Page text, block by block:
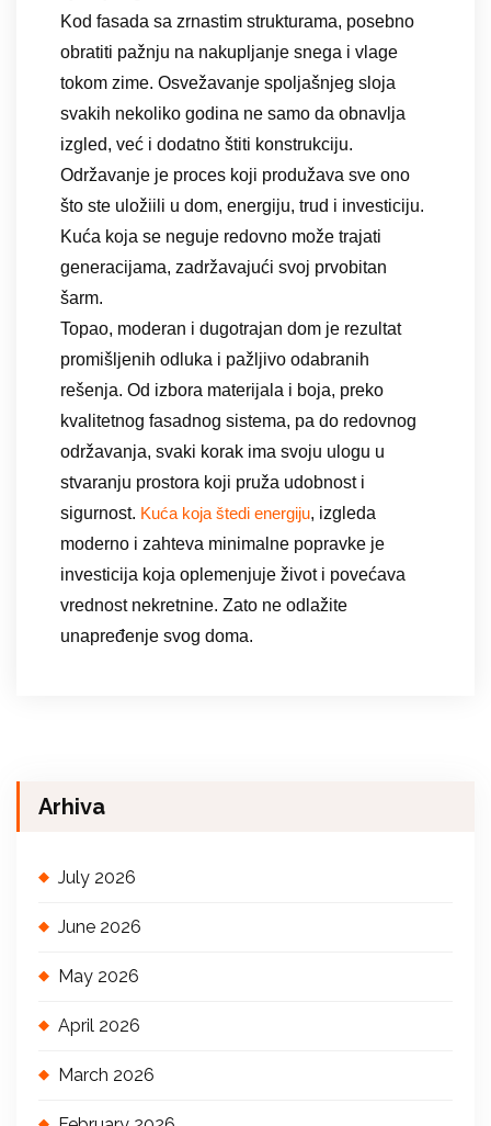
Kod fasada sa zrnastim strukturama, posebno
obratiti pažnju na nakupljanje snega i vlage
tokom zime. Osvežavanje spoljašnjeg sloja
svakih nekoliko godina ne samo da obnavlja
izgled, već i dodatno štiti konstrukciju.
Održavanje je proces koji produžava sve ono
što ste uložiili u dom, energiju, trud i investiciju.
Kuća koja se neguje redovno može trajati
generacijama, zadržavajući svoj prvobitan
šarm.
Topao, moderan i dugotrajan dom je rezultat
promišljenih odluka i pažljivo odabranih
rešenja. Od izbora materijala i boja, preko
kvalitetnog fasadnog sistema, pa do redovnog
održavanja, svaki korak ima svoju ulogu u
stvaranju prostora koji pruža udobnost i
sigurnost. Kuća koja štedi energiju, izgleda
moderno i zahteva minimalne popravke je
investicija koja oplemenjuje život i povećava
vrednost nekretnine. Zato ne odlažite
unapređenje svog doma.
Arhiva
July 2026
June 2026
May 2026
April 2026
March 2026